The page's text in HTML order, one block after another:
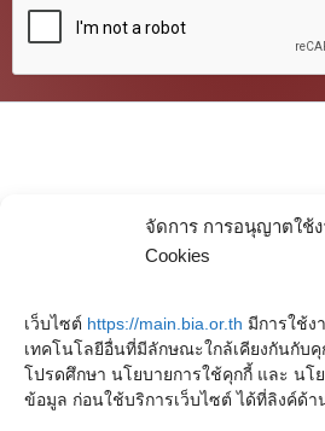
จัดการ การอนุญาตใช้
Cookies
เว็บไซต์ https://main.bia.or.th มีการใช้ง
เทคโนโลยีอื่นที่มีลักษณะใกล้เคียงกันกับคุ
โปรดศึกษา นโยบายการใช้คุกกี้ และ นโ
ข้อมูล ก่อนใช้บริการเว็บไซต์ ได้ที่ลิงค์ด้า